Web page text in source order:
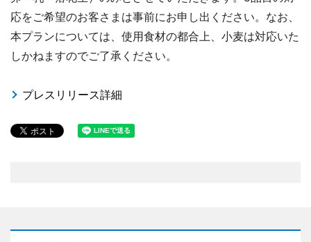
応をご希望のお客さまは事前にお申し出ください。なお、
本プランについては、使用食材の都合上、小麦は対応いた
しかねますのでご了承ください。
プレスリリース詳細